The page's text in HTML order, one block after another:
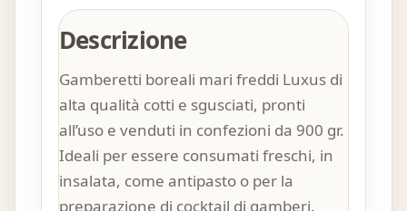
Descrizione
Gamberetti boreali mari freddi Luxus di
alta qualità cotti e sgusciati, pronti
all’uso e venduti in confezioni da 900 gr.
Ideali per essere consumati freschi, in
insalata, come antipasto o per la
preparazione di cocktail di gamberi.